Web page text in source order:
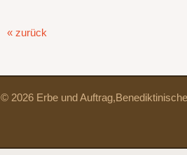
« zurück
© 2026 Erbe und Auftrag,